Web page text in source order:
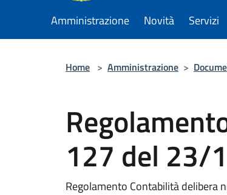
Amministrazione Novità Servizi
Home > Amministrazione >
127 del 23/
Regolamento Contabilità delibera